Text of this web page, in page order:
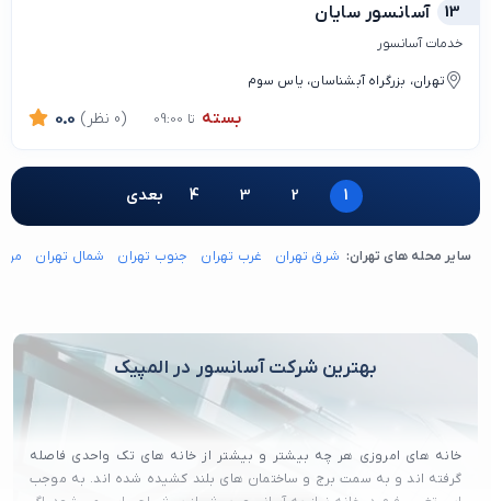
13 آسانسور سایان
خدمات آسانسور
تهران، بزرگراه آبشناسان، یاس سوم
بسته تا 09:00 0.0 (0 نظر)
1
2
3
4 بعدی
سایر محله های تهران: شرق تهران غرب تهران جنوب تهران شمال تهران
بهترین شرکت آسانسور در المپیک
خانه های امروزی هر چه بیشتر و بیشتر از خانه های تک واحدی فاصله
گرفته اند و به سمت برج و ساختمان های بلند کشیده شده اند. به موجب